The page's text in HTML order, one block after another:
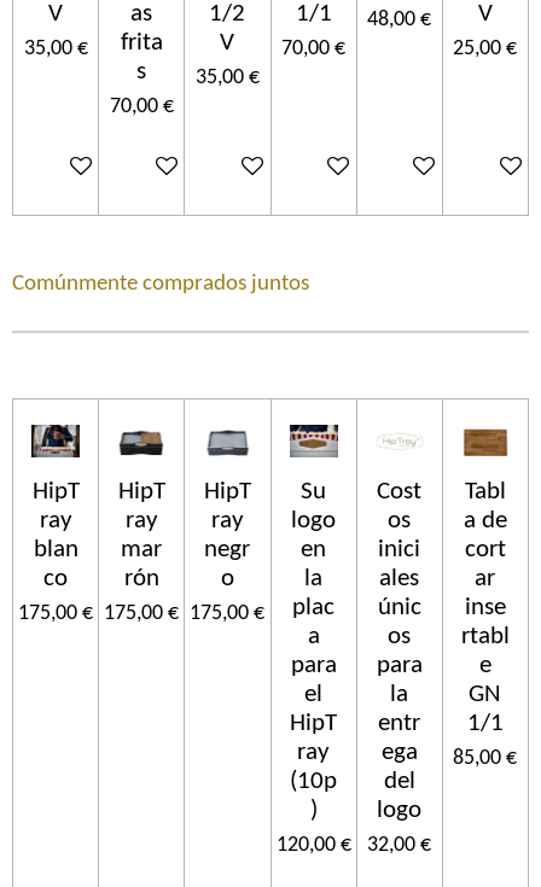
V
35,00 €
In den Warenkorb
as
frita
s
70,00 €
In den Warenkorb
1/2
V
35,00 €
In den Warenkorb
1/1
70,00 €
In den Warenkorb
48,00 €
In den Warenkorb
V
25,00 €
In den
Comúnmente comprados juntos
HipT
ray
blan
co
175,00 €
HipT
ray
mar
rón
175,00 €
HipT
ray
negr
o
175,00 €
Su
logo
en
la
plac
a
para
el
HipT
ray
(10p
)
120,00 €
Cost
os
inici
ales
únic
os
para
la
entr
ega
del
logo
32,00 €
Tabl
a de
cort
ar
inse
rtabl
e
GN
1/1
85,00 €